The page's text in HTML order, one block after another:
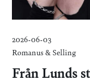
2026-06-03
Romanus & Selling
Från Lunds